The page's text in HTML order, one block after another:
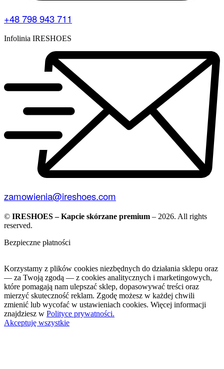
+48 798 943 711
Infolinia IRESHOES
zamowienia@ireshoes.com
© IRESHOES – Kapcie skórzane premium – 2026. All rights
reserved.
Bezpieczne płatności
Korzystamy z plików cookies niezbędnych do działania sklepu oraz
— za Twoją zgodą — z cookies analitycznych i marketingowych,
które pomagają nam ulepszać sklep, dopasowywać treści oraz
mierzyć skuteczność reklam. Zgodę możesz w każdej chwili
zmienić lub wycofać w ustawieniach cookies. Więcej informacji
znajdziesz w Polityce prywatności.
Akceptuję wszystkie